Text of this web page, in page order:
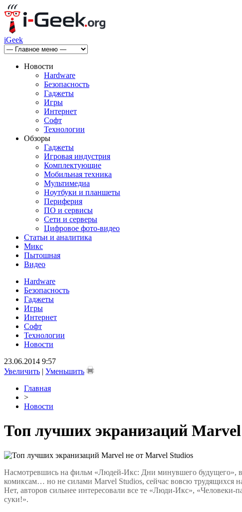
iGeek
Новости
Hardware
Безопасность
Гаджеты
Игры
Интернет
Софт
Технологии
Обзоры
Гаджеты
Игровая индустрия
Комплектующие
Мобильная техника
Мультимедиа
Ноутбуки и планшеты
Периферия
ПО и сервисы
Сети и серверы
Цифровое фото-видео
Статьи и аналитика
Микс
Пытошная
Видео
Hardware
Безопасность
Гаджеты
Игры
Интернет
Софт
Технологии
Новости
23.06.2014 9:57
Увеличить | Уменьшить
Главная
>
Новости
Топ лучших экранизаций
Насмотревшись на фильм «Людей-Икс: Дни минувшего будущего»,
комиксам… но не силами Marvel Studios, сейчас вовсю трудящихся
Нет, авторов сильнее интересовали все те «Люди-Икс»,
суки!».